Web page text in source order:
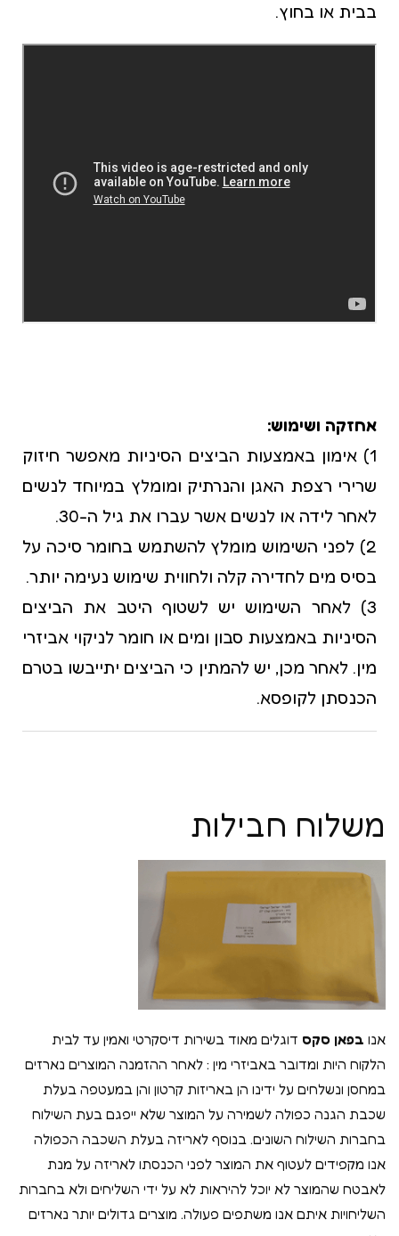
בבית או בחוץ.
אחזקה ושימוש:
1) אימון באמצעות הביצים הסיניות מאפשר חיזוק
שרירי רצפת האגן והנרתיק ומומלץ במיוחד לנשים
לאחר לידה או לנשים אשר עברו את גיל ה-30.
2) לפני השימוש מומלץ להשתמש בחומר סיכה על
בסיס מים לחדירה קלה ולחווית שימוש נעימה יותר.
3) לאחר השימוש יש לשטוף היטב את הביצים
הסיניות באמצעות סבון ומים או חומר לניקוי אביזרי
מין. לאחר מכן, יש להמתין כי הביצים יתייבשו בטרם
הכנסתן לקופסא.
משלוח חבילות
אנו בפאן סקס דוגלים מאוד בשירות דיסקרטי ואמין עד לבית
הלקוח היות ומדובר באביזרי מין : לאחר ההזמנה המוצרים נארזים
במחסן ונשלחים על ידינו הן באריזות קרטון והן במעטפה בעלת
שכבת הגנה כפולה לשמירה על המוצר שלא ייפגם בעת השילוח
בחברות השילוח השונים. בנוסף לאריזה בעלת השכבה הכפולה
אנו מקפידים לעטוף את המוצר לפני הכנסתו לאריזה על מנת
לאבטח שהמוצר לא יוכל להיראות לא על ידי השליחים ולא בחברות
השליחויות איתם אנו משתפים פעולה. מוצרים גדולים יותר נארזים